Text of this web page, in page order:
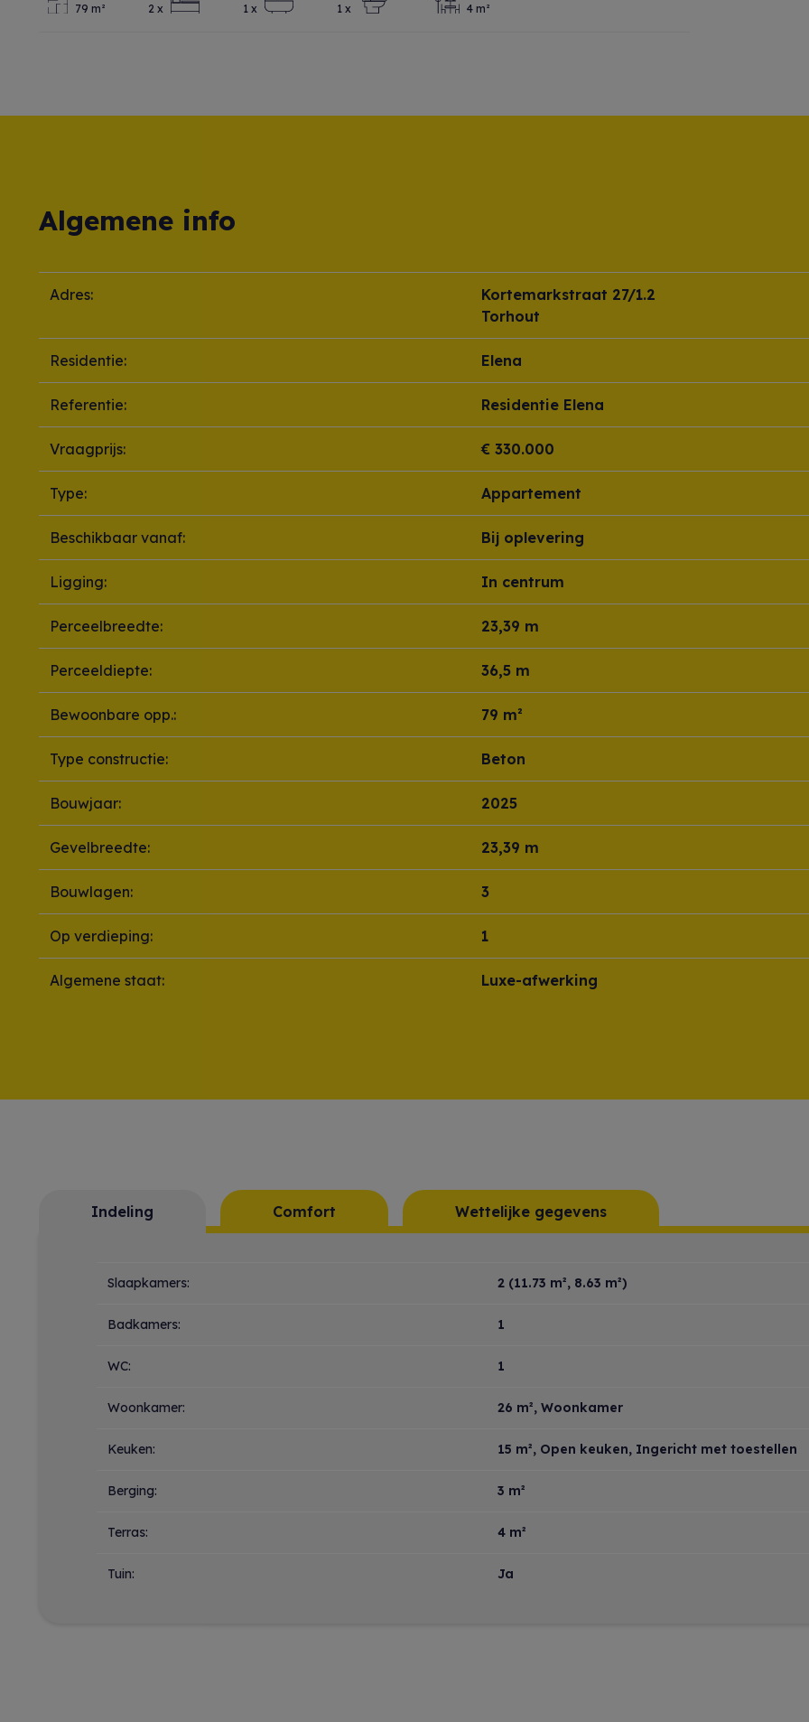
79 m² 2 x 1 x 1 x 4 m²
Algemene info
Adres:
Kortemarkstraat 27/1.2
Torhout
Residentie: Elena
Referentie: Residentie Elena
Vraagprijs: € 330.000
Type: Appartement
Beschikbaar vanaf: Bij oplevering
Ligging: In centrum
Perceelbreedte: 23,39 m
Perceeldiepte: 36,5 m
Bewoonbare opp.: 79 m²
Type constructie: Beton
Bouwjaar: 2025
Gevelbreedte: 23,39 m
Bouwlagen: 3
Op verdieping: 1
Algemene staat: Luxe-afwerking
Indeling Comfort Wettelijke gegevens
Slaapkamers: 2 (11.73 m², 8.63 m²)
Badkamers: 1
WC: 1
Woonkamer: 26 m², Woonkamer
Keuken: 15 m², Open keuken, Ingericht met toestellen
Berging: 3 m²
Terras: 4 m²
Tuin: Ja